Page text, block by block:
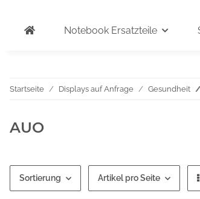
Notebook Ersatzteile
Startseite Displays auf Anfrage Gesundheit
AUO
Sortierung Artikel pro Seite